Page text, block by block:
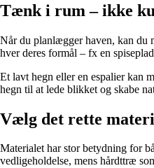
Tænk i rum – ikke
Når du planlægger haven, kan du
hver deres formål – fx en
Et lavt hegn eller en espalier kan
hegn til at lede blikket og skabe
Vælg det rette
Materialet har stor betydning for
vedligeholdelse, mens hårdttræ